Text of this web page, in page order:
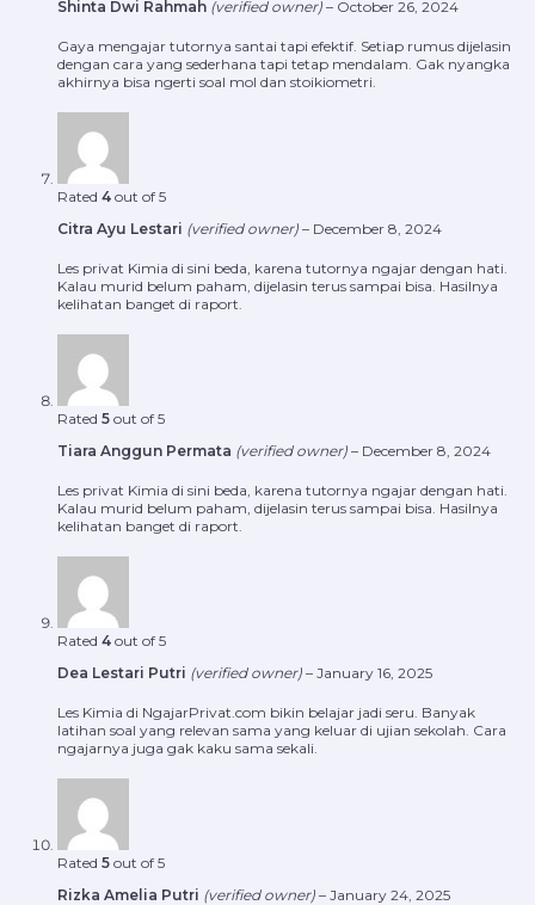
Shinta Dwi Rahmah (verified owner) – October 26, 2024
Gaya mengajar tutornya santai tapi efektif. Setiap rumus dijelasin
dengan cara yang sederhana tapi tetap mendalam. Gak nyangka
akhirnya bisa ngerti soal mol dan stoikiometri.
Rated 4 out of 5
Citra Ayu Lestari (verified owner) – December 8, 2024
Les privat Kimia di sini beda, karena tutornya ngajar dengan hati.
Kalau murid belum paham, dijelasin terus sampai bisa. Hasilnya
kelihatan banget di raport.
Rated 5 out of 5
Tiara Anggun Permata (verified owner) – December 8, 2024
Les privat Kimia di sini beda, karena tutornya ngajar dengan hati.
Kalau murid belum paham, dijelasin terus sampai bisa. Hasilnya
kelihatan banget di raport.
Rated 4 out of 5
Dea Lestari Putri (verified owner) – January 16, 2025
Les Kimia di NgajarPrivat.com bikin belajar jadi seru. Banyak
latihan soal yang relevan sama yang keluar di ujian sekolah. Cara
ngajarnya juga gak kaku sama sekali.
Rated 5 out of 5
Rizka Amelia Putri (verified owner) – January 24, 2025